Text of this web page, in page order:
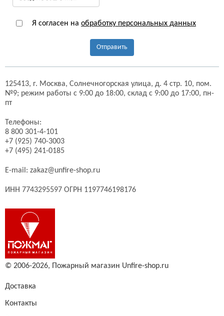
Я согласен на обработку персональных данных
Отправить
125413, г. Москва, Солнечногорская улица, д. 4 стр. 10, пом.
№9; режим работы с 9:00 до 18:00, склад с 9:00 до 17:00, пн-
пт
Телефоны:
8 800 301-4-101
+7 (925) 740-3003
+7 (495) 241-0185
E-mail: zakaz@unfire-shop.ru
ИНН 7743295597 ОГРН 1197746198176
© 2006-2026, Пожарный магазин Unfire-shop.ru
Доставка
Контакты